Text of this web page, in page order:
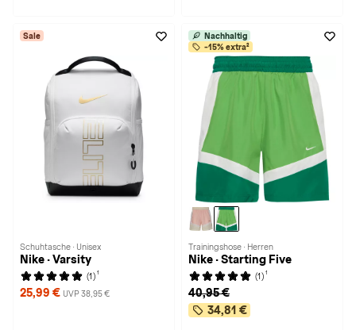
Sale
Schuhtasche · Unisex
Nike · Varsity
(1) 1
25,99 € UVP 38,95 €
Nachhaltig
-15% extra²
Trainingshose · Herren
Nike · Starting Five
(1) 1
40,95 €
34,81 €